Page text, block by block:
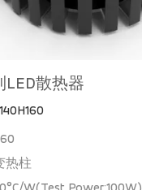
LED散热器
热柱